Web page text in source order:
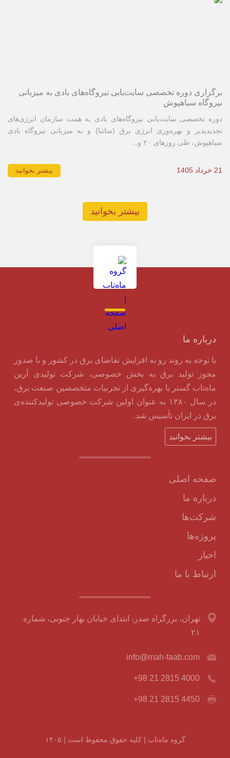
برگزاری دوره تخصصی سایت‌یابی نیروگاه‌های بادی به میزبانی
نیروگاه سیاهپوش
دوره تخصصی سایت‌یابی نیروگاه‌های بادی به همت سازمان انرژی‌های
تجدیدپذیر و بهره‌وری انرژی برق (ساتبا) و به میزبانی نیروگاه بادی
سیاهپوش، طی روزهای ۲۰ و...
21 خرداد 1405 بیشتر بخوانید
بیشتر بخوانید
درباره ما
با توجه به روند رو به افزایش تقاضای برق در کشور و با صدور
مجوز تولید برق به بخش خصوصی، شرکت تولیدی آرین
ماه‌تاب گستر با بهره‌گیری از تجربیات متخصصین صنعت برق،
در سال ۱۳۸۰ به عنوان اولین شرکت خصوصی تولیدکننده‌ی
برق در ایران تأسیس شد.
بیشتر بخوانید
صفحه اصلی
درباره ما
شرکت‌ها
پروژه‌ها
اخبار
ارتباط با ما
تهران، بزرگراه صدر، ابتدای خیابان بهار جنوبی، شماره
۲۱
info@mah-taab.com
+98 21 2815 4000
+98 21 2815 4450
گروه ماه‌تاب | کلیه حقوق محفوظ است | ۱۴۰۵